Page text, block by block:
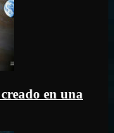
en una